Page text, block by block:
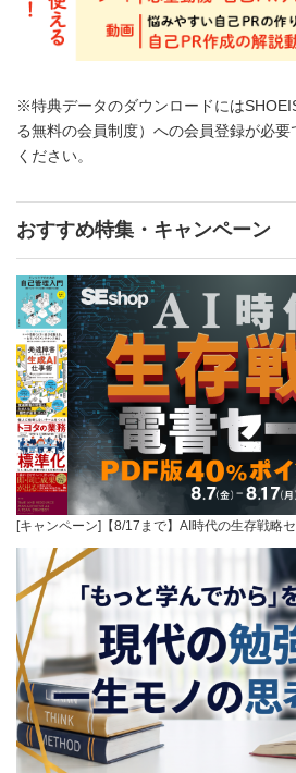
※特典データのダウンロードには
る無料の会員制度）への会員登録が必
ください。
おすすめ特集・キャンペーン
[キャンペーン]【8/17まで】AI時代の生存戦略